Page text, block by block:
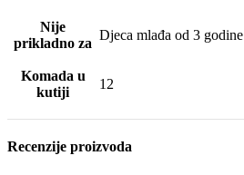
Nije
prikladno za
Djeca mlađa od 3 godine
Komada u
kutiji
12
Recenzije proizvoda